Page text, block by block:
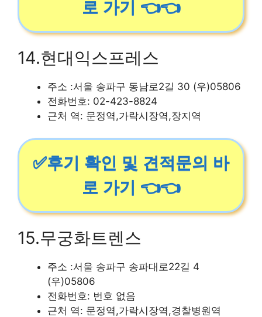
로 가기 👈👈
14.현대익스프레스
주소 :서울 송파구 동남로2길 30 (우)05806
전화번호: 02-423-8824
근처 역: 문정역,가락시장역,장지역
✅후기 확인 및 견적문의 바
로 가기 👈👈
15.무궁화트렌스
주소 :서울 송파구 송파대로22길 4
(우)05806
전화번호: 번호 없음
근처 역: 문정역,가락시장역,경찰병원역